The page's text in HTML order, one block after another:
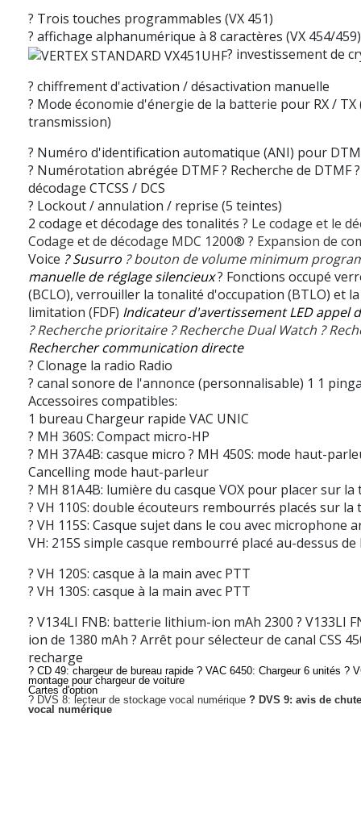
? Trois touches programmables (VX 451)
? affichage alphanumérique à 8 caractères (VX 454/459)
? investissement de
? chiffrement d'activation / désactivation manuelle
? Mode économie d'énergie de la batterie pour RX /
transmission)
? Numéro d'identification automatique (ANI) pour
? Numérotation abrégée DTMF? Recherche de DTMF
décodage CTCSS / DCS
? Lockout / annulation / reprise (5 teintes)
2 codage et décodage des tonalités ? Le codage et le
Codage et de décodage MDC 1200® ? Expansion de
Voice ? Susurro ? bouton de volume minimum
manuelle de réglage silencieux? Fonctions occupé
(BCLO), verrouiller la tonalité d'occupation (BTLO) et
limitation (FDF) Indicateur d'avertissement LED appel
? Recherche prioritaire ? Recherche Dual Watch ?
Rechercher communication directe
? Clonage la radio Radio
? canal sonore de l'annonce (personnalisable) 1 1
Accessoires compatibles:
1 bureau Chargeur rapide VAC UNIC
? MH 360S: Compact micro-HP
? MH 37A4B: casque micro ? MH 450S: mode haut-
Cancelling mode haut-parleur
? MH 81A4B: lumière du casque VOX pour placer sur la
? VH 110S: double écouteurs rembourrés placés sur la
? VH 115S: Casque sujet dans le cou avec microphone
VH: 215S simple casque rembourré placé au-dessus
? VH 120S: casque à la main avec PTT
? VH 130S: casque à la main avec PTT
? V134LI FNB: batterie lithium-ion mAh 2300 ? V133LI
ion de 1380 mAh ? Arrêt pour sélecteur de canal CSS
recharge
? CD 49: chargeur de bureau rapide ? VAC 6450: Chargeur 6 unités ?
montage pour chargeur de voiture
Cartes d'option
? DVS 8: lecteur de stockage vocal numérique ? DVS 9: avis de
vocal numérique